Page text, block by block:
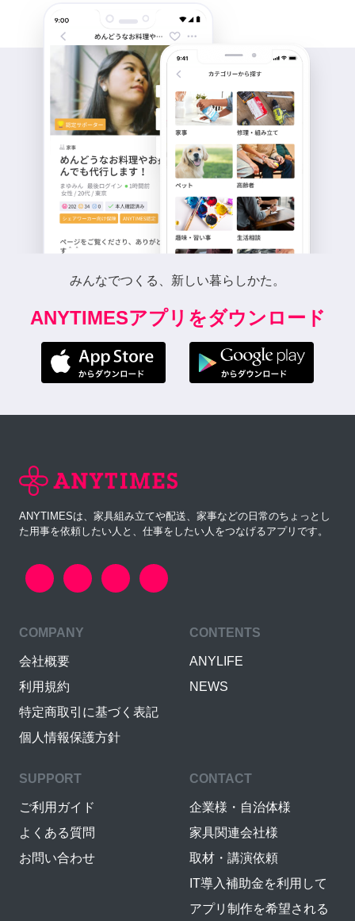
みんなでつくる、新しい暮らしかた。
ANYTIMESアプリをダウンロード
ANYTIMESは、家具組み立てや配送、家事などの日常のちょっとし
た用事を依頼したい人と、仕事をしたい人をつなげるアプリです。
COMPANY
会社概要
利用規約
特定商取引に基づく表記
個人情報保護方針
CONTENTS
ANYLIFE
NEWS
SUPPORT
ご利用ガイド
よくある質問
お問い合わせ
CONTACT
企業様・自治体様
家具関連会社様
取材・講演依頼
IT導入補助金を利用して
アプリ制作を希望される